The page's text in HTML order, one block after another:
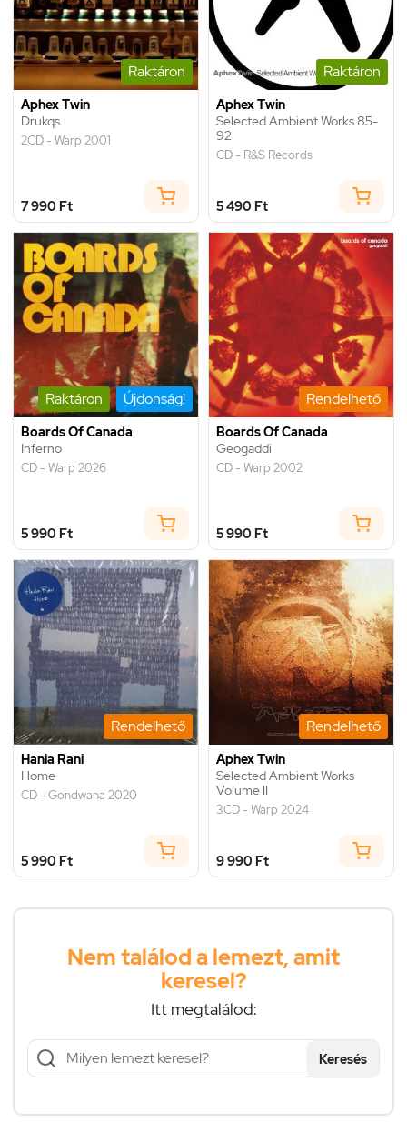
Raktáron
Aphex Twin
Drukqs
2CD - Warp 2001
7 990 Ft
Raktáron
Aphex Twin
Selected Ambient Works 85-
92
CD - R&S Records
5 490 Ft
Raktáron Újdonság!
Boards Of Canada
Inferno
CD - Warp 2026
5 990 Ft
Rendelhető
Boards Of Canada
Geogaddi
CD - Warp 2002
5 990 Ft
Rendelhető
Hania Rani
Home
CD - Gondwana 2020
5 990 Ft
Rendelhető
Aphex Twin
Selected Ambient Works
Volume II
3CD - Warp 2024
9 990 Ft
Nem találod a lemezt, amit
keresel?
Itt megtalálod:
Keresés